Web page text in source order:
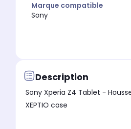
Marque compatible
Sony
Description
Sony Xperia Z4 Tablet -
XEPTIO case